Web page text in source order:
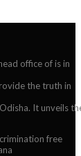
office of is in
the truth in
It unveils
free